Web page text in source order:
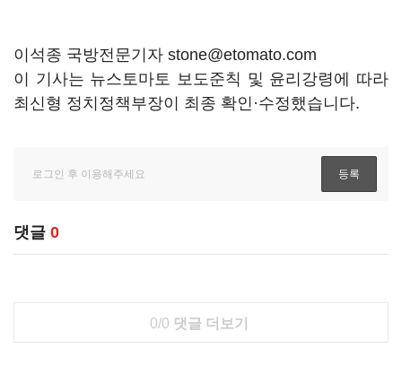
이석종 국방전문기자 stone@etomato.com
이 기사는 뉴스토마토 보도준칙 및 윤리강령에 따라
최신형 정치정책부장이 최종 확인·수정했습니다.
댓글 0
0/0 댓글 더보기